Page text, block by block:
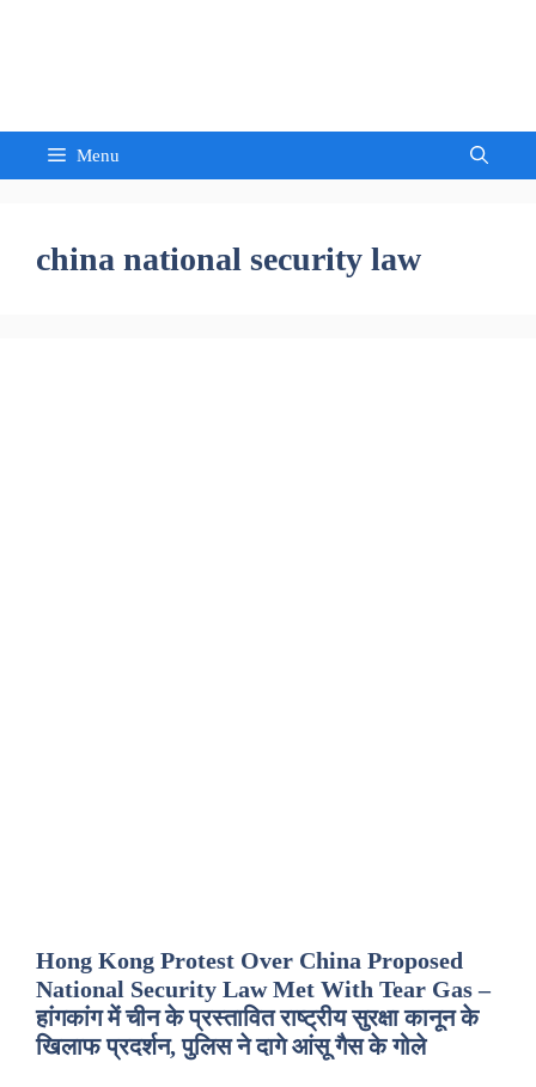
Menu
china national security law
Hong Kong Protest Over China Proposed
National Security Law Met With Tear Gas –
हांगकांग में चीन के प्रस्तावित राष्ट्रीय सुरक्षा कानून के
खिलाफ प्रदर्शन, पुलिस ने दागे आंसू गैस के गोले